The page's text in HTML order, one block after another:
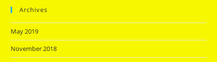
Archives
May 2019
November 2018